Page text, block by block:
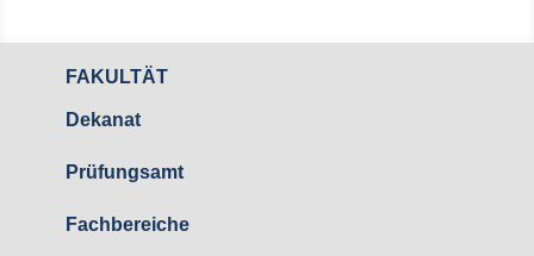
FAKULTÄT
Dekanat
Prüfungsamt
Fachbereiche